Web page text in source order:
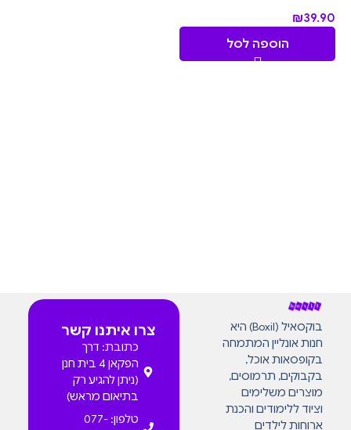
₪39.90
הוספה לסל
בוקסאיל (Boxil) היא
חנות אונליין המתמחה
בקופסאות אוכל,
בקבוקים, תרמוסים,
מוצרים משלימים
וציוד ללימודים והכנת
ארוחות לילדים
צרו איתנו קשר
כתובת: דרך
הפקאן 4 בית חנן
(ניתן להגיע רק
בתיאום מראש)
טלפון: 077-